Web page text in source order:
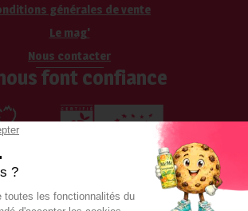
générales de vente
Le mag'
Nous contacter
font confiance